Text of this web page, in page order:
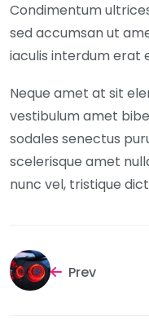
Condimentum
sed accumsan ut
iaculis interdum erat
Neque amet at sit
vestibulum amet
sodales senectus
scelerisque amet
nunc vel, tristique
Prev